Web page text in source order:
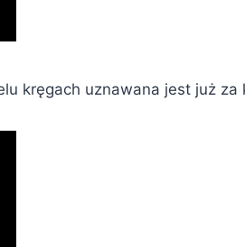
kręgach uznawana jest już za